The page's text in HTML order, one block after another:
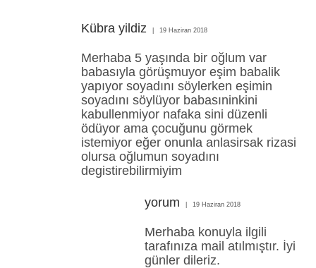
Kübra yildiz 19 Haziran 2018
Merhaba 5 yaşında bir oğlum var
babasıyla görüşmuyor eşim babalik
yapıyor soyadını söylerken eşimin
soyadını söylüyor babasıninkini
kabullenmiyor nafaka sini düzenli
ödüyor ama çocuğunu görmek
istemiyor eğer onunla anlasirsak rizasi
olursa oğlumun soyadını
degistirebilirmiyim
yorum 19 Haziran 2018
Merhaba konuyla ilgili
tarafınıza mail atılmıştır. İyi
günler dileriz.